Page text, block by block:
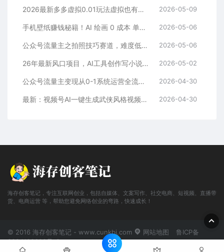
2026最新多多虚拟0.01玩法虚拟也有新门路轻松日入2500! 2026-05-09
手机壁纸赚钱秘籍！AI 绘画 0 成本 单店狂销 3.8 万单 2026-05-06
公众号流量主之拍照技巧赛道，难度低+流量大，起号第一篇就爆了10w阅读！ 2026-05-06
26年最新风口项目，AI工具创作写小说，轻松实现日入1000+ 2026-05-02
公众号流量主变现从0-1系统运营全流程讲解！ 2026-04-30
最新：视频号AI一键生成武侠风格视频，狂撸视频号分成收益，学完轻松日入1000+ 2026-04-30
海存创客笔记，专注互联网创业，包括自媒体、文案写作、社交电商、短视频、直播带
货、电商运营 等，帮助您避免网络创业的弯路，快速成长！
© 2016 海存创客笔记 - www.cunkbj.com 网站地图
鲁ICP备
2024108698号-2